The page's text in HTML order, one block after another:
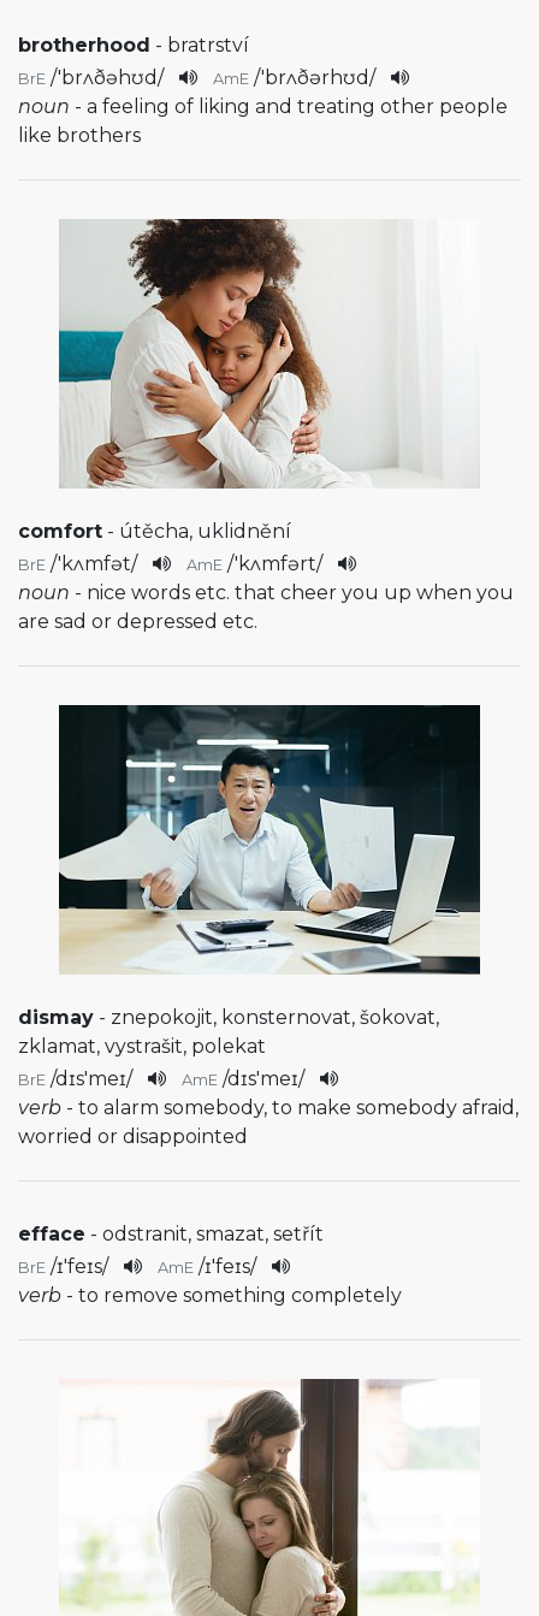
brotherhood - bratrství
BrE /'brʌðəhʊd/ AmE /'brʌðərhʊd/
noun - a feeling of liking and treating other people
like brothers
comfort - útěcha, uklidnění
BrE /'kʌmfət/ AmE /'kʌmfərt/
noun - nice words etc. that cheer you up when you
are sad or depressed etc.
dismay - znepokojit, konsternovat, šokovat,
zklamat, vystrašit, polekat
BrE /dɪs'meɪ/ AmE /dɪs'meɪ/
verb - to alarm somebody, to make somebody afraid,
worried or disappointed
efface - odstranit, smazat, setřít
BrE /ɪ'feɪs/ AmE /ɪ'feɪs/
verb - to remove something completely